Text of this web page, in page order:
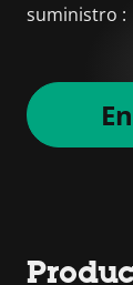
suministro :